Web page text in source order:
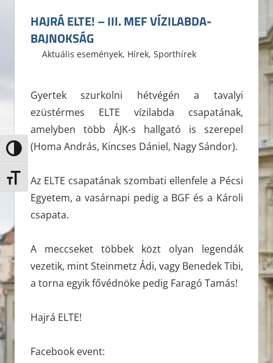
Nagy kontraszt váltása
Betűméret váltása
Hallgatói
Önkormányzat
HAJRÁ ELTE! – III. MEF VÍZILABDA-
BAJNOKSÁG
2015. február 9.
ELTE ÁJK HÖK
Aktuális események, Hírek,Sporthírek
Gyertek szurkolni hétvégén a tavalyi
ezüstérmes ELTE vízilabda csapatának,
amelyben több ÁJK-s hallgató is szerepel
(Homa András, Kincses Dániel, Nagy Sándor).
Az ELTE csapatának szombati ellenfele a Pécsi
Egyetem, a vasárnapi pedig a BGF és a Károli
csapata.
A meccseket többek közt olyan legendák
vezetik, mint Steinmetz Ádi, vagy Benedek Tibi,
a torna egyik fővédnöke pedig Faragó Tamás!
Hajrá ELTE!
Facebook event: